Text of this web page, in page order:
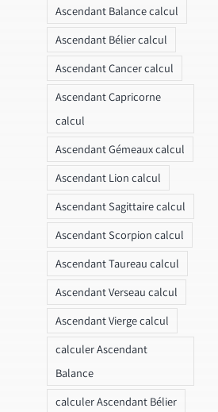
Ascendant Balance calcul
Ascendant Bélier calcul
Ascendant Cancer calcul
Ascendant Capricorne
calcul
Ascendant Gémeaux calcul
Ascendant Lion calcul
Ascendant Sagittaire calcul
Ascendant Scorpion calcul
Ascendant Taureau calcul
Ascendant Verseau calcul
Ascendant Vierge calcul
calculer Ascendant
Balance
calculer Ascendant Bélier